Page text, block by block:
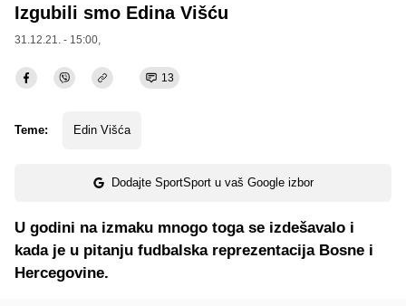
Izgubili smo Edina Višću
31.12.21. - 15:00,
13
Teme: Edin Višća
Dodajte SportSport u vaš Google izbor
U godini na izmaku mnogo toga se izdešavalo i
kada je u pitanju fudbalska reprezentacija Bosne i
Hercegovine.